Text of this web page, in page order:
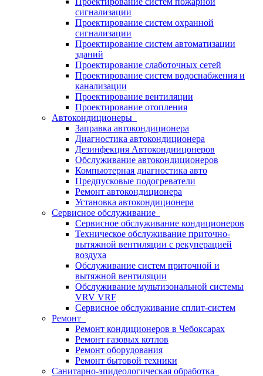
сигнализации
Проектирование систем охранной
сигнализации
Проектирование систем автоматизации
зданий
Проектирование слаботочных сетей
Проектирование систем водоснабжения и
канализации
Проектирование вентиляции
Проектирование отопления
Автокондиционеры
Заправка автокондиционера
Диагностика автокондиционера
Дезинфекция Автокондиицонеров
Обслуживание автокондиционеров
Компьютерная диагностика авто
Предпусковые подогреватели
Ремонт автокондиционера
Установка автокондиционера
Сервисное обслуживание
Сервисное обслуживание кондиционеров
Техническое обслуживание приточно-
вытяжной вентиляции с рекуперацией
воздуха
Обслуживание систем приточной и
вытяжной вентиляции
Обслуживание мультизональной системы
VRV VRF
Сервисное обслуживание сплит-систем
Ремонт
Ремонт кондиционеров в Чебоксарах
Ремонт газовых котлов
Ремонт оборудования
Ремонт бытовой техники
Санитарно-эпидеологическая обработка